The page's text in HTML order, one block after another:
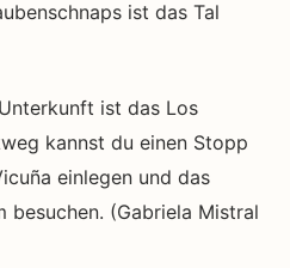
ist das Tal
ist das Los
kannst du einen Stopp
einlegen und das
besuchen. (Gabriela Mistral